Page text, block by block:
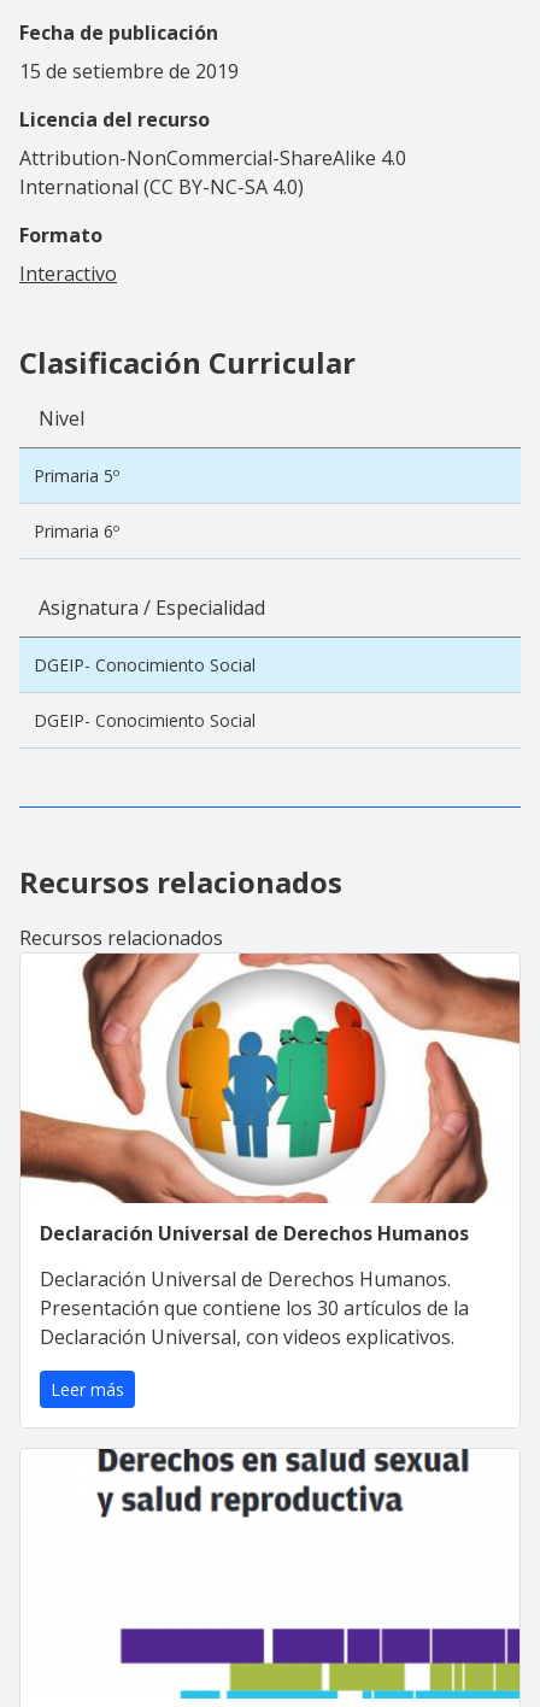
Fecha de publicación
15 de setiembre de 2019
Licencia del recurso
Attribution-NonCommercial-ShareAlike 4.0
International (CC BY-NC-SA 4.0)
Formato
Interactivo
Clasificación Curricular
Nivel
Primaria 5º
Primaria 6º
Asignatura / Especialidad
DGEIP- Conocimiento Social
DGEIP- Conocimiento Social
Recursos relacionados
Recursos relacionados
Declaración Universal de Derechos Humanos
Declaración Universal de Derechos Humanos.
Presentación que contiene los 30 artículos de la
Declaración Universal, con videos explicativos.
Leer más